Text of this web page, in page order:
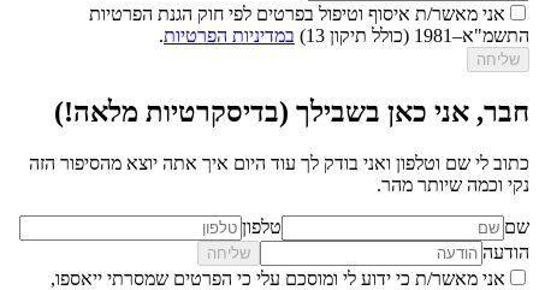
אני מאשר/ת איסוף וטיפול בפרטים לפי חוק הגנת הפרטיות
התשמ"א–1981 (כולל תיקון 13)
במדיניות הפרטיות.
שליחה
חבר, אני כאן בשבילך (בדיסקרטיות מלאה!)
כתוב לי שם וטלפון ואני בודק לך עוד היום איך אתה יוצא מהסיפור הזה
נקי וכמה שיותר מהר.
שם
טלפון
הודעה
שליחה
אני מאשר/ת כי ידוע לי ומוסכם עלי כי הפרטים שמסרתי ייאספו,